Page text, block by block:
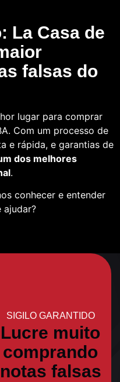
La Casa de
falsas do
lugar para comprar
Com um processo de
e rápida, e garantias de
dos melhores
.
conhecer e entender
ajudar?
SIGILO GARANTIDO
Lucre muito
comprando
notas falsas